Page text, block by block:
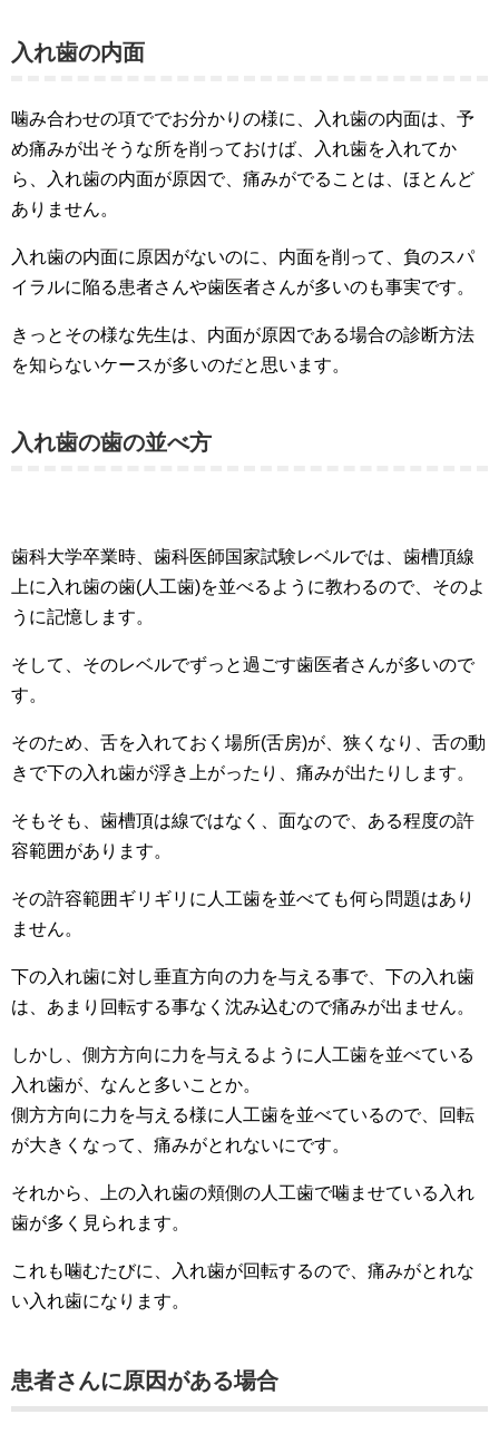
入れ歯の内面
噛み合わせの項ででお分かりの様に、入れ歯の内面は、予
め痛みが出そうな所を削っておけば、入れ歯を入れてか
ら、入れ歯の内面が原因で、痛みがでることは、ほとんど
ありません。
入れ歯の内面に原因がないのに、内面を削って、負のスパ
イラルに陥る患者さんや歯医者さんが多いのも事実です。
きっとその様な先生は、内面が原因である場合の診断方法
を知らないケースが多いのだと思います。
入れ歯の歯の並べ方
歯科大学卒業時、歯科医師国家試験レベルでは、歯槽頂線
上に入れ歯の歯(人工歯)を並べるように教わるので、そのよ
うに記憶します。
そして、そのレベルでずっと過ごす歯医者さんが多いので
す。
そのため、舌を入れておく場所(舌房)が、狭くなり、舌の動
きで下の入れ歯が浮き上がったり、痛みが出たりします。
そもそも、歯槽頂は線ではなく、面なので、ある程度の許
容範囲があります。
その許容範囲ギリギリに人工歯を並べても何ら問題はあり
ません。
下の入れ歯に対し垂直方向の力を与える事で、下の入れ歯
は、あまり回転する事なく沈み込むので痛みが出ません。
しかし、側方方向に力を与えるように人工歯を並べている
入れ歯が、なんと多いことか。
側方方向に力を与える様に人工歯を並べているので、回転
が大きくなって、痛みがとれないにです。
それから、上の入れ歯の頬側の人工歯で噛ませている入れ
歯が多く見られます。
これも噛むたびに、入れ歯が回転するので、痛みがとれな
い入れ歯になります。
患者さんに原因がある場合